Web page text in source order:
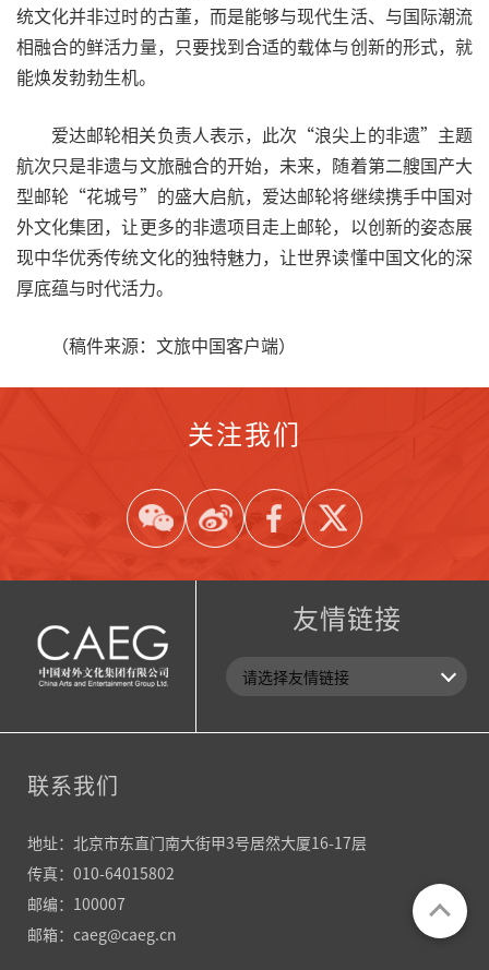
统文化并非过时的古董，而是能够与现代生活、与国际潮流
相融合的鲜活力量，只要找到合适的载体与创新的形式，就
能焕发勃勃生机。
爱达邮轮相关负责人表示，此次“浪尖上的非遗”主题
航次只是非遗与文旅融合的开始，未来，随着第二艘国产大
型邮轮“花城号”的盛大启航，爱达邮轮将继续携手中国对
外文化集团，让更多的非遗项目走上邮轮，以创新的姿态展
现中华优秀传统文化的独特魅力，让世界读懂中国文化的深
厚底蕴与时代活力。
（稿件来源：文旅中国客户端）
关注我们
友情链接
联系我们
地址：北京市东直门南大街甲3号居然大厦16-17层
传真：010-64015802
邮编：100007
邮箱：caeg@caeg.cn